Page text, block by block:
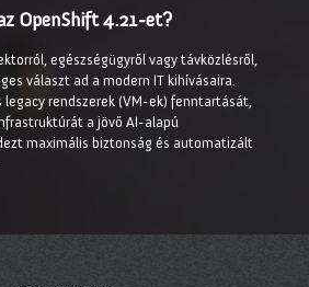
OpenShift 4.21-et?
egészségügyről vagy távközlésről,
választ ad a modern IT kihívásaira.
rendszerek (VM-ek) fenntartását,
a jövő AI-alapú
maximális biztonság és automatizált